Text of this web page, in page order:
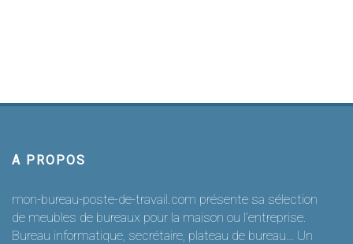
A PROPOS
mon-bureau-poste-de-travail.com présente sa sélection
de meubles de bureaux pour la maison ou l’entreprise.
Bureau informatique, secrétaire, plateau de bureau… Un